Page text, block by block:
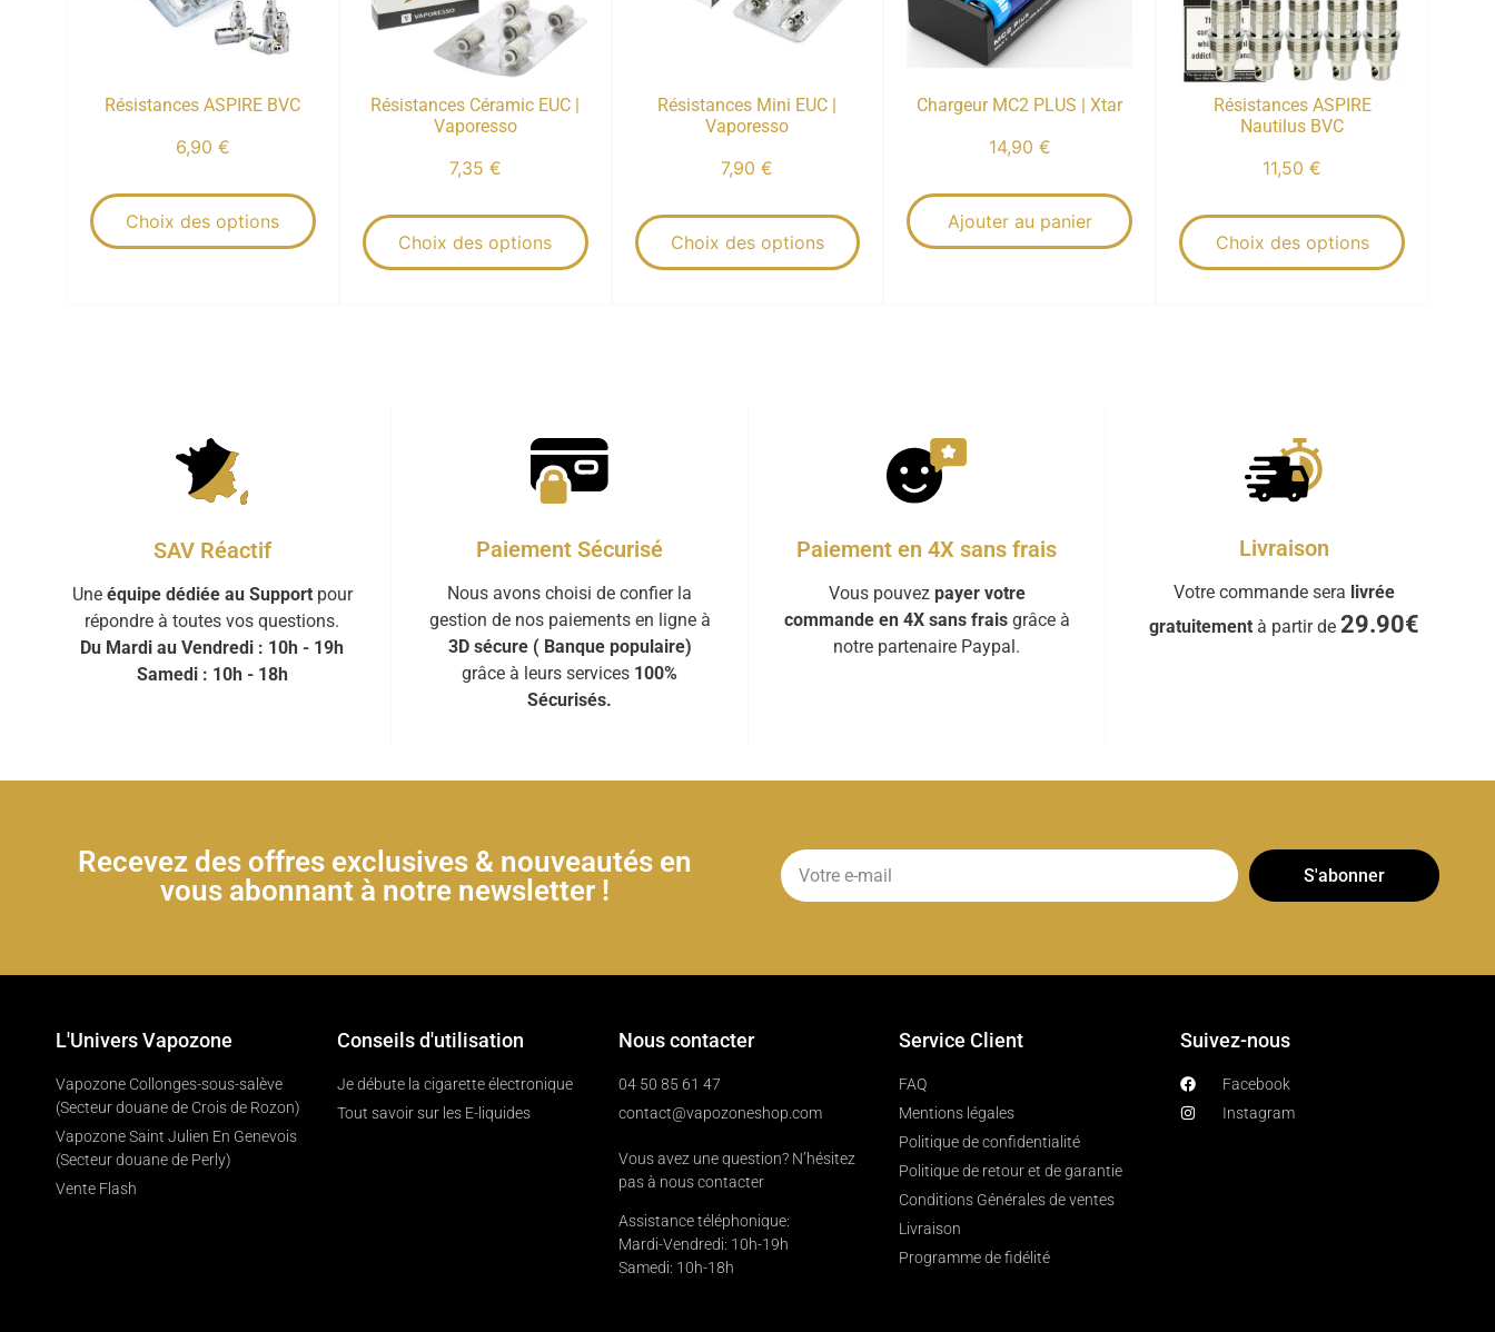
Résistances ASPIRE BVC
6,90 €
Choix des options
Résistances Céramic EUC |
Vaporesso
7,35 €
Choix des options
Résistances Mini EUC |
Vaporesso
7,90€
Choix des options
Chargeur MC2 PLUS | Xtar
14,90 €
Ajouter au panier
Résistances ASPIRE
Nautilus BVC
11,50€
Choix des options
SAV Réactif
Une équipe dédiée au Supportpour
répondre à toutes vos questions.
Du Mardi au Vendredi : 10h - 19h
Samedi : 10h - 18h
Paiement Sécurisé
Nous avons choisi de confier la
gestion de nos paiements en ligne à
3D sécure ( Banque populaire)
grâce à leurs services 100%
Sécurisés.
Paiement en 4X sans frais
Vous pouvez payer votre
commande en 4X sans fraisgrâce à
notre partenaire Paypal.
Livraison
Votre commande sera livrée
gratuitementà partir de 29.90€
Recevez des offres exclusives & nouveautés en
vous abonnant à notre newsletter !
S'abonner
L'Univers Vapozone
Vapozone Collonges-sous-salève
(Secteur douane de Crois de Rozon)
Vapozone Saint Julien En Genevois
(Secteur douane de Perly)
Vente Flash
Conseils d'utilisation
Je débute la cigarette électronique
Tout savoir sur les E-liquides
Nous contacter
04 50 85 61 47
contact@vapozoneshop.com
Vous avez une question? N’hésitez
pas à nous contacter
Assistance téléphonique:
Mardi-Vendredi: 10h-19h
Samedi: 10h-18h
Service Client
FAQ
Mentions légales
Politique de confidentialité
Politique de retour et de garantie
Conditions Générales de ventes
Livraison
Programme de fidélité
Suivez-nous
Facebook
Instagram